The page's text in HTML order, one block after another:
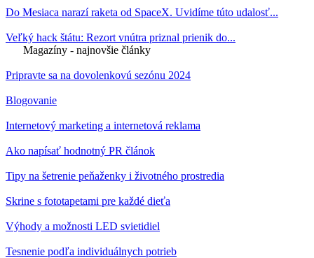
Do Mesiaca narazí raketa od SpaceX. Uvidíme túto udalosť...
Veľký hack štátu: Rezort vnútra priznal prienik do...
Magazíny - najnovšie články
Pripravte sa na dovolenkovú sezónu 2024
Blogovanie
Internetový marketing a internetová reklama
Ako napísať hodnotný PR článok
Tipy na šetrenie peňaženky i životného prostredia
Skrine s fototapetami pre každé dieťa
Výhody a možnosti LED svietidiel
Tesnenie podľa individuálnych potrieb